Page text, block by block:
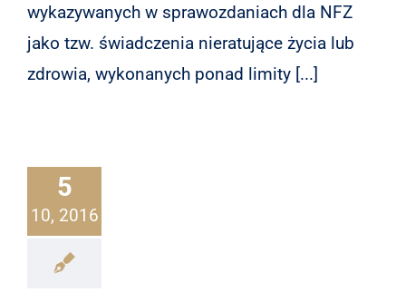
wykazywanych w sprawozdaniach dla NFZ
jako tzw. świadczenia nieratujące życia lub
zdrowia, wykonanych ponad limity [...]
5
10, 2016